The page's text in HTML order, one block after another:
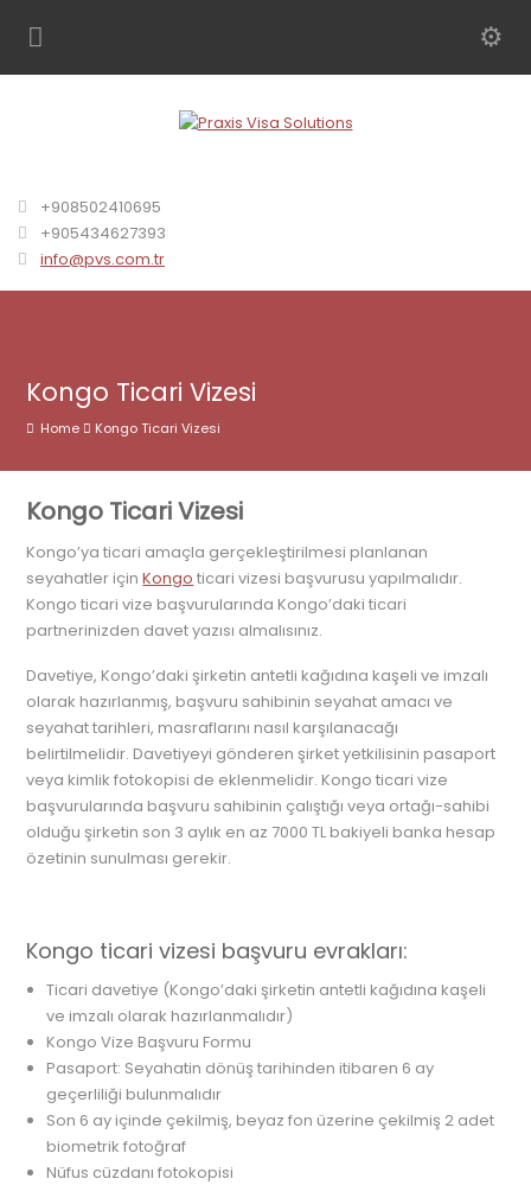
+908502410695
+905434627393
info@pvs.com.tr
Kongo Ticari Vizesi
Home Kongo Ticari Vizesi
Kongo Ticari Vizesi
Kongo’ya ticari amaçla gerçekleştirilmesi planlanan
seyahatler içinKongo ticari vizesi başvurusu yapılmalıdır.
Kongo ticari vize başvurularında Kongo’daki ticari
partnerinizden davet yazısı almalısınız.
Davetiye, Kongo’daki şirketin antetli kağıdına kaşeli ve imzalı
olarak hazırlanmış, başvuru sahibinin seyahat amacı ve
seyahat tarihleri, masraflarını nasıl karşılanacağı
belirtilmelidir. Davetiyeyi gönderen şirket yetkilisinin pasaport
veya kimlik fotokopisi de eklenmelidir. Kongo ticari vize
başvurularında başvuru sahibinin çalıştığı veya ortağı-sahibi
olduğu şirketin son 3 aylık en az 7000 TL bakiyeli banka hesap
özetinin sunulması gerekir.
Kongo ticari vizesi başvuru evrakları:
Ticari davetiye (Kongo’daki şirketin antetli kağıdına kaşeli
ve imzalı olarak hazırlanmalıdır)
Kongo Vize Başvuru Formu
Pasaport: Seyahatin dönüş tarihinden itibaren 6 ay
geçerliliği bulunmalıdır
Son 6 ay içinde çekilmiş, beyaz fon üzerine çekilmiş 2 adet
biometrik fotoğraf
Nüfus cüzdanı fotokopisi